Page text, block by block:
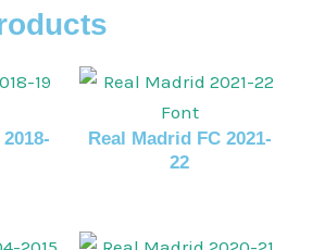
Real Madrid FC 2021-
22